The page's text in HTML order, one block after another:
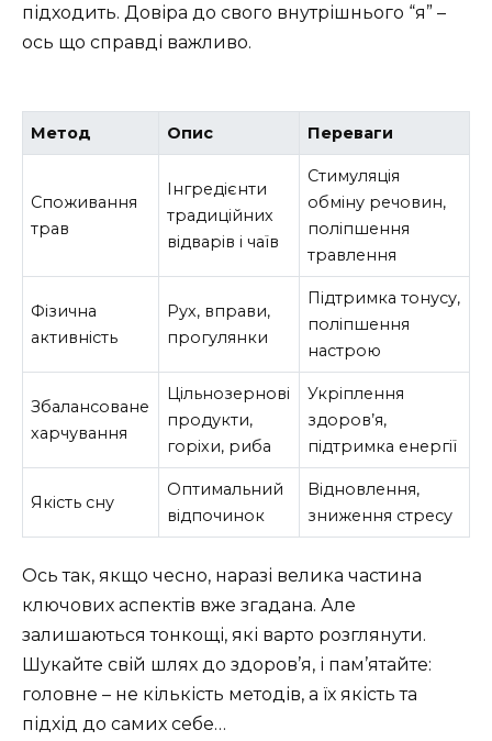
підходить. Довіра до свого внутрішнього “я” –
ось що справді важливо.
Метод Опис Переваги
Споживання
трав
Інгредієнти
традиційних
відварів і чаїв
Стимуляція
обміну речовин,
поліпшення
травлення
Фізична
активність
Рух, вправи,
прогулянки
Підтримка тонусу,
поліпшення
настрою
Збалансоване
харчування
Цільнозернові
продукти,
горіхи, риба
Укріплення
здоров’я,
підтримка енергії
Якість сну
Оптимальний
відпочинок
Відновлення,
зниження стресу
Ось так, якщо чесно, наразі велика частина
ключових аспектів вже згадана. Але
залишаються тонкощі, які варто розглянути.
Шукайте свій шлях до здоров’я, і пам’ятайте:
головне – не кількість методів, а їх якість та
підхід до самих себе…